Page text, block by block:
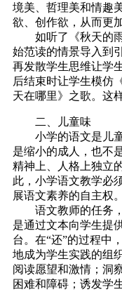
境美、哲理美和情趣
欲、创作欲，从而更
如听了《秋天的雨
始范读的情景导入到
再发散学生思维让学
后结束时让学生模仿
天在哪里》之歌。这
二、儿童味
小学的语文是儿童
是缩小的成人，也不
精神上、人格上独立
此，小学语文教学必
展语文素养的自主权。
语文教师的任务，
是通过文本向学生提
台。在“还”的过程中
地成为学生实践的组
阅读愿望和激情；洞
困难和障碍；诱发学